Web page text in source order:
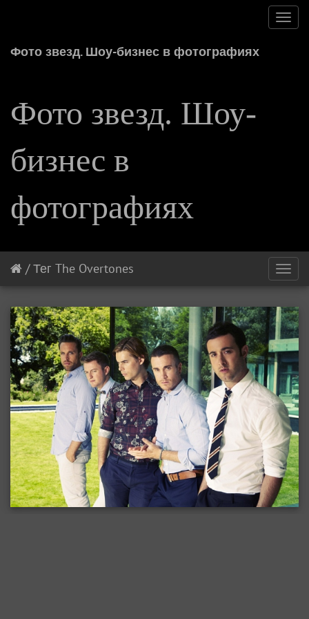
Фото звезд. Шоу-бизнес в фотографиях
Фото звезд. Шоу-
бизнес в
фотографиях
/Тег The Overtones